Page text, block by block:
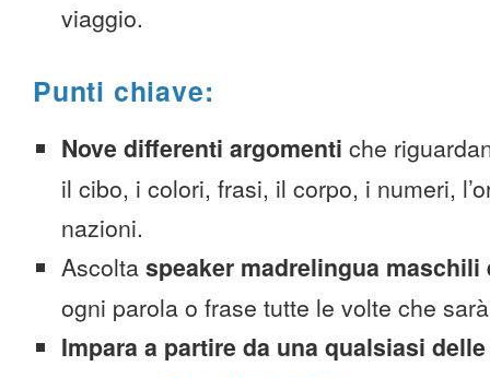
viaggio.
Punti chiave:
Nove differenti argomenti che
il cibo, i colori, frasi, il corpo, i numeri,
nazioni.
Ascolta speaker madrelingua maschili
ogni parola o frase tutte le volte che
Impara a partire da una qualsiasi